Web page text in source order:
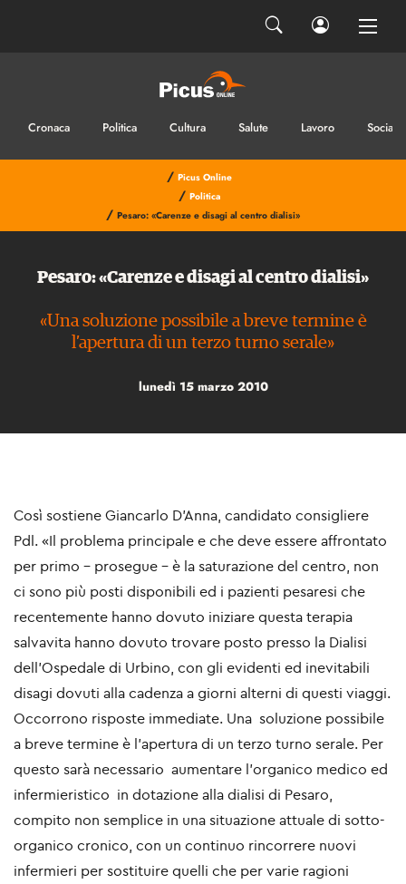
Cronaca Politica Cultura Salute Lavoro Sociale
/ Picus Online
/ Politica
/ Pesaro: «Carenze e disagi al centro dialisi»
Pesaro: «Carenze e disagi al centro dialisi»
«Una soluzione possibile a breve termine è
l’apertura di un terzo turno serale»
lunedì 15 marzo 2010
Così sostiene Giancarlo D'Anna, candidato consigliere
Pdl. «Il problema principale e che deve essere affrontato
per primo - prosegue - è la saturazione del centro, non
ci sono più posti disponibili ed i pazienti pesaresi che
recentemente hanno dovuto iniziare questa terapia
salvavita hanno dovuto trovare posto presso la Dialisi
dell’Ospedale di Urbino, con gli evidenti ed inevitabili
disagi dovuti alla cadenza a giorni alterni di questi viaggi.
Occorrono risposte immediate. Una soluzione possibile
a breve termine è l’apertura di un terzo turno serale. Per
questo sarà necessario aumentare l’organico medico ed
infermieristico in dotazione alla dialisi di Pesaro,
compito non semplice in una situazione attuale di sotto-
organico cronico, con un continuo rincorrere nuovi
infermieri per sostituire quelli che per varie ragioni